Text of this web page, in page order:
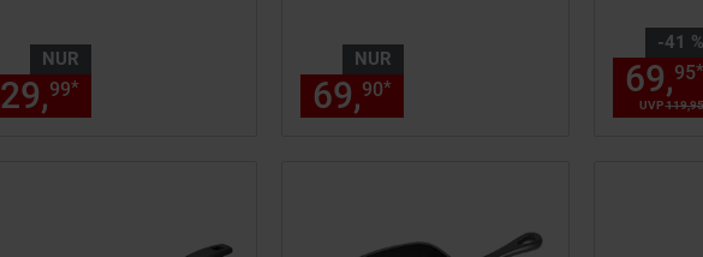
NUR
29,99* € Sternchen Fußnote, Details
NUR
69,90* €
-41 %
Sie
UVP119,95
69,95*